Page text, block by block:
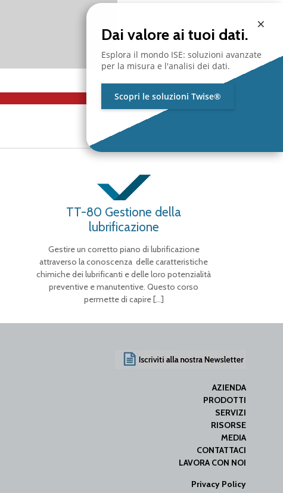
TT-80 Gestione della
lubrificazione
Gestire un corretto piano di lubrificazione
attraverso la conoscenza delle caratteristiche
chimiche dei lubrificanti e delle loro potenzialità
preventive e manutentive. Questo corso
permette di capire[…]
AZIENDA
PRODOTTI
SERVIZI
RISORSE
MEDIA
CONTATTACI
LAVORA CON NOI
Privacy Policy
×
Dai valore ai tuoi dati.
Esplora il mondo ISE: soluzioni avanzate
per la misura e l'analisi dei dati.
Scopri le soluzioni Twise®